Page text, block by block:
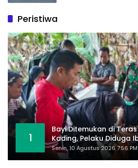
Peristiwa
1
Bayi Ditemukan di
Kading, Pelaku Diduga
Diamankan Polisi
Senin, 10 Agustus 2026 7:56 PM